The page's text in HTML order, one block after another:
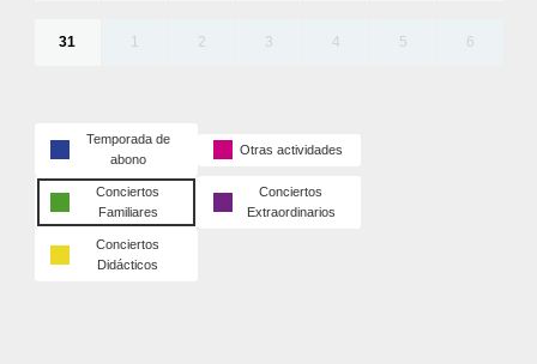
31 1 2 3 4 5 6
Temporada de
abono
Otras actividades
Conciertos
Familiares
Conciertos
Extraordinarios
Conciertos
Didácticos